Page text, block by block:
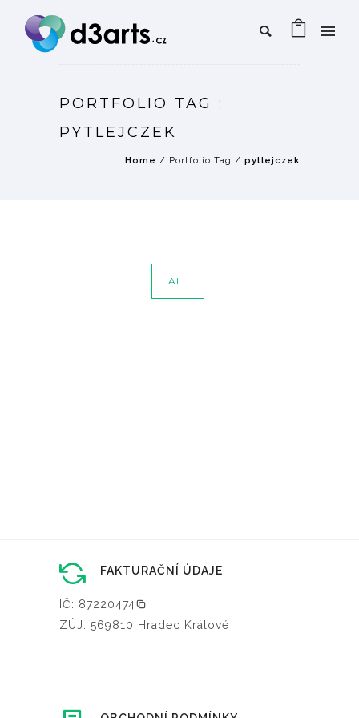
PORTFOLIO TAG :
PYTLEJCZEK
Home / Portfolio Tag / pytlejczek
ALL
FAKTURAČNÍ ÚDAJE
IČ: 87220474
ZÚJ: 569810 Hradec Králové